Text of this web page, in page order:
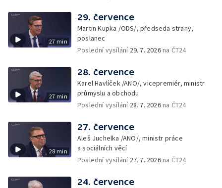
27 min
29. července
Martin Kupka /ODS/, předseda strany,
poslanec
Poslední vysílání 29. 7. 2026na ČT24
27 min
28. července
Karel Havlíček /ANO/, vicepremiér, ministr
průmyslu a obchodu
Poslední vysílání 28. 7. 2026na ČT24
28 min
27. července
Aleš Juchelka /ANO/, ministr práce
a sociálních věcí
Poslední vysílání 27. 7. 2026na ČT24
24. července